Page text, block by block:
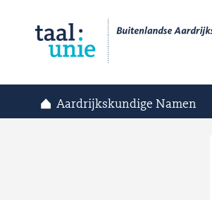
Aardrijkskundige Namen